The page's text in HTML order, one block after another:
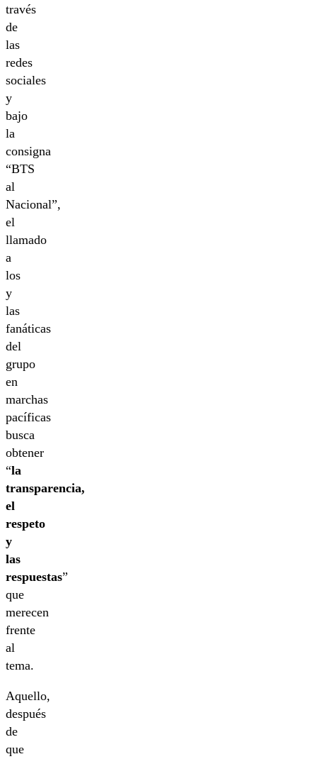
través
de
las
redes
sociales
y
bajo
la
consigna
“BTS
al
Nacional”,
el
llamado
a
los
y
las
fanáticas
del
grupo
en
marchas
pacíficas
busca
obtener
“la
transparencia,
el
respeto
y
las
respuestas”
que
merecen
frente
al
tema.
Aquello,
después
de
que